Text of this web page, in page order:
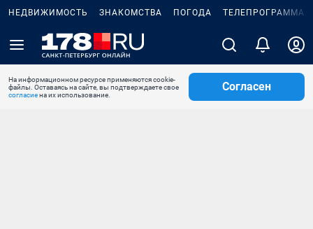
НЕДВИЖИМОСТЬ ЗНАКОМСТВА ПОГОДА ТЕЛЕПРОГРАММА
На информационном ресурсе применяются cookie-
файлы. Оставаясь на сайте, вы подтверждаете свое
согласиена их использование.
Согласен